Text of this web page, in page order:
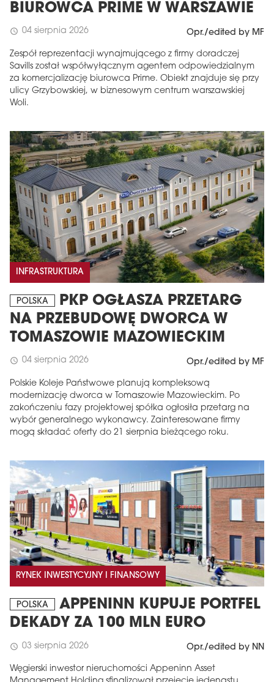
BIUROWCA PRIME W WARSZAWIE
schedule 04 sierpnia 2026 Opr./edited by MF
Zespół reprezentacji wynajmującego z firmy doradczej
Savills został współwyłącznym agentem odpowiedzialnym
za komercjalizację biurowca Prime. Obiekt znajduje się przy
ulicy Grzybowskiej, w biznesowym centrum warszawskiej
Woli.
INFRASTRUKTURA
POLSKA
PKP OGŁASZA PRZETARG
NA PRZEBUDOWĘ DWORCA W
TOMASZOWIE MAZOWIECKIM
schedule 04 sierpnia 2026 Opr./edited by MF
Polskie Koleje Państwowe planują kompleksową
modernizację dworca w Tomaszowie Mazowieckim. Po
zakończeniu fazy projektowej spółka ogłosiła przetarg na
wybór generalnego wykonawcy. Zainteresowane firmy
mogą składać oferty do 21 sierpnia bieżącego roku.
RYNEK INWESTYCYJNY I FINANSOWY
POLSKA
APPENINN KUPUJE PORTFEL
DEKADY ZA 100 MLN EURO
schedule 03 sierpnia 2026 Opr./edited by NN
Węgierski inwestor nieruchomości Appeninn Asset